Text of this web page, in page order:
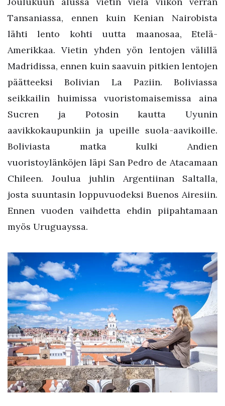
Tansaniassa, ennen kuin Kenian Nairobista
lähti lento kohti uutta maanosaa, Etelä-
Amerikkaa. Vietin yhden yön lentojen välillä
Madridissa, ennen kuin saavuin pitkien lentojen
päätteeksi Bolivian La Paziin. Boliviassa
seikkailin huimissa vuoristomaisemissa aina
Sucren ja Potosin kautta Uyunin
aavikkokaupunkiin ja upeille suola-aavikoille.
Boliviasta matka kulki Andien
vuoristoylänköjen läpi San Pedro de Atacamaan
Chileen. Joulua juhlin Argentiinan Saltalla,
josta suuntasin loppuvuodeksi Buenos Airesiin.
Ennen vuoden vaihdetta ehdin piipahtamaan
myös Uruguayssa.